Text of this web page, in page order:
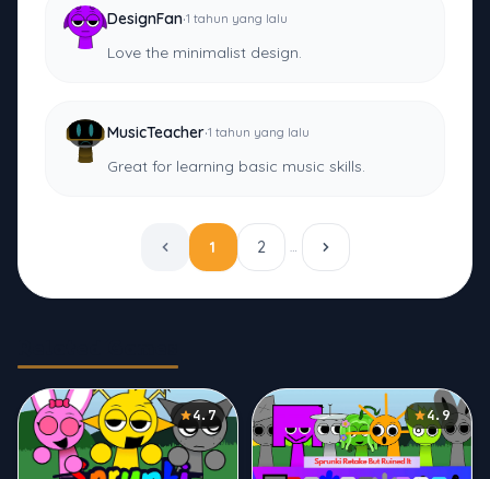
DesignFan·1 tahun yang lalu
Love the minimalist design.
MusicTeacher·1 tahun yang lalu
Great for learning basic music skills.
1 2 …
4.7 4.9